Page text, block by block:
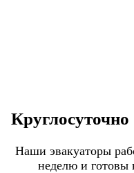
Круглосуточно
Наши эвакуаторы
неделю и готовы